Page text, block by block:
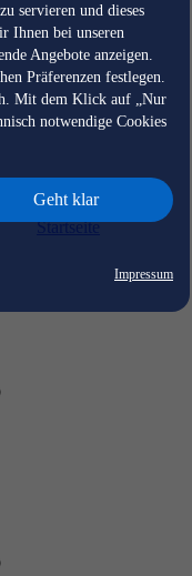
servieren und dieses
Ihnen bei unseren
Angebote anzeigen.
Präferenzen festlegen.
Mit dem Klick auf „Nur
notwendige Cookies
Geht klar
Impressum
Startseite